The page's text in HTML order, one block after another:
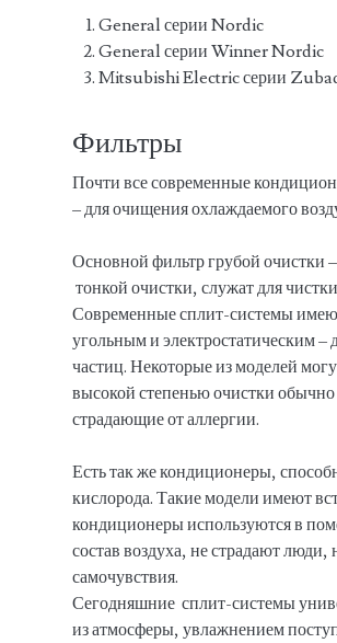
General серии Nordic
General серии Winner Nordic
Mitsubishi Electric серии
Фильтры
Почти все современные
– для очищения охлаждаемого
Основной фильтр грубой очистки
тонкой очистки, служат для
Современные сплит-системы
угольным и электростатическим –
частиц. Некоторые из моделей
высокой степенью очистки
страдающие от аллергии.
Есть так же кондиционеры,
кислорода. Такие модели имеют
кондиционеры используются в
состав воздуха, не страдают
самочувствия.
Сегодняшние сплит-системы
из атмосферы, увлажнением